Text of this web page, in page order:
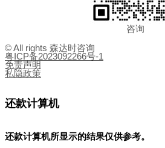
咨询
© All rights 森达时咨询
粤ICP备2023092266号-1
免责声明
私隐政策
还款计算机
还款计算机所显示的结果仅供参考。